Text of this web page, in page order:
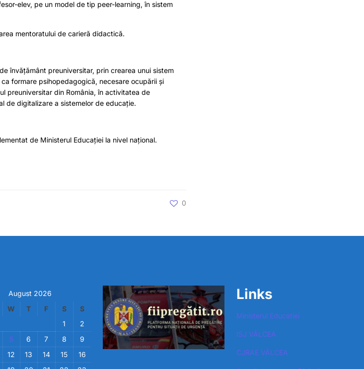
elev, pe un model de tip peer-learning, în sistem
mentoratului de carieră didactică.
preuniversitar, prin crearea unui sistem
formare psihopedagogică, necesare ocupării și
preuniversitar din România, în activitatea de
de digitalizare a sistemelor de educație.
de Ministerul Educației la nivel național.
0
August 2026
W T F S
S
1
2
5 6 7 8
9
12 13 14 15
16
Links
Ministerul Educatiei
ISJ VÂLCEA
CJRAE VÂLCEA